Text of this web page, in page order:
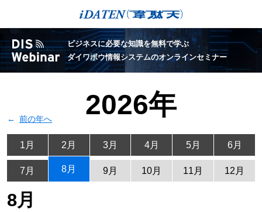
ビジネスに必要な知識を無料で学ぶ
ダイワボウ情報システムのオンラインセミナー
2026年
前の年へ
1月 2月 3月 4月 5月 6月
7月 8月 9月 10月 11月 12月
8月